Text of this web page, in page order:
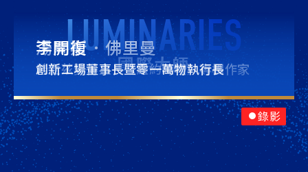
LUMINARIES
國際大師
湯馬斯．佛里曼
普立茲獎得主、《紐約時報》專欄作家
錄影
李開復
創新工場董事長暨零一萬物執行長